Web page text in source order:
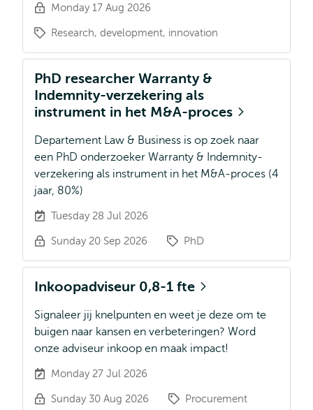
Monday 17 Aug 2026
Research, development, innovation
PhD researcher Warranty &
Indemnity-verzekering als
instrument in het M&A-proces
Departement Law & Business is op zoek naar
een PhD onderzoeker Warranty & Indemnity-
verzekering als instrument in het M&A-proces (4
jaar, 80%)
Tuesday 28 Jul 2026
Sunday 20 Sep 2026 PhD
Inkoopadviseur 0,8-1 fte
Signaleer jij knelpunten en weet je deze om te
buigen naar kansen en verbeteringen? Word
onze adviseur inkoop en maak impact!
Monday 27 Jul 2026
Sunday 30 Aug 2026 Procurement